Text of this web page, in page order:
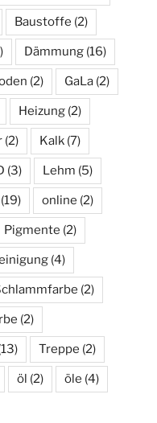
Baustoffe (2)
Dämmung (16)
(2) GaLa (2)
Heizung (2)
(2) Kalk (7)
(3) Lehm (5)
(19) online (2)
Pigmente (2)
(4)
(2)
(2)
Treppe (2)
öl (2) öle (4)